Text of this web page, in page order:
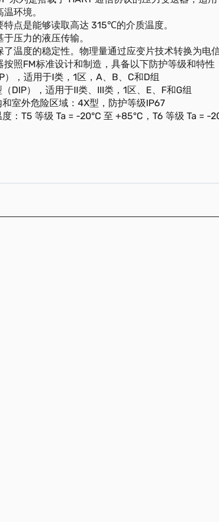
环境。
特点是能够读取高达 315℃的介质温度。
压力的液压传输。
了温度的稳定性。物理量通过应变片技术转换为电信
按照FM标准设计和制造，具备以下防护等级和特性
），适用于I类，1区，A、B、C和D组
DIP），适用于II类、III类，1区、E、F和G组
室外危险区域：4X型，防护等级IP67
：T5 等级 Ta = -20°C 至 +85°C，T6 等级 Ta = -